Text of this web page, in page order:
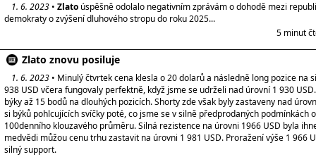
1. 6. 2023 • Zlato úspěšně odolalo negativním zprávám o dohodě mezi
demokraty o zvýšení dluhového stropu do roku 2025...
5 minut
Zlato znovu posiluje
1. 6. 2023 • Minulý čtvrtek cena klesla o 20 dolarů a následně long pozice na
938 USD včera fungovaly perfektně, když jsme se udrželi nad úrovní 1 930
býky až 15 bodů na dlouhých pozicích. Shorty zde však byly zastaveny nad
si býků pohlcujících svíčky poté, co jsme se v silně předprodaných podmínkách
100denního klouzavého průměru. Silná rezistence na úrovni 1966 USD byla
medvědi můžou cenu trhu zastavit na úrovni 1 981 USD. Proražení výše 1 966
silný support.